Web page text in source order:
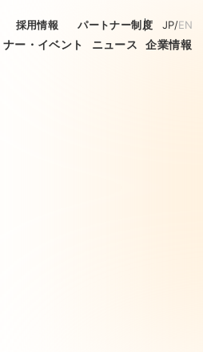
ナー・イベント ニュース 企業情報
採用情報 パートナー制度 JP/EN